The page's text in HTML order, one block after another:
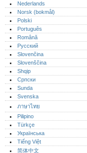
Nederlands
Norsk (bokmål)‎
Polski
Português‎
Română
Русский
Slovenčina
Slovenščina
Shqip
Српски
Sunda
Svenska
ภาษาไทย
Pilipino
Türkçe
Українська
Tiếng Việt
简体中文